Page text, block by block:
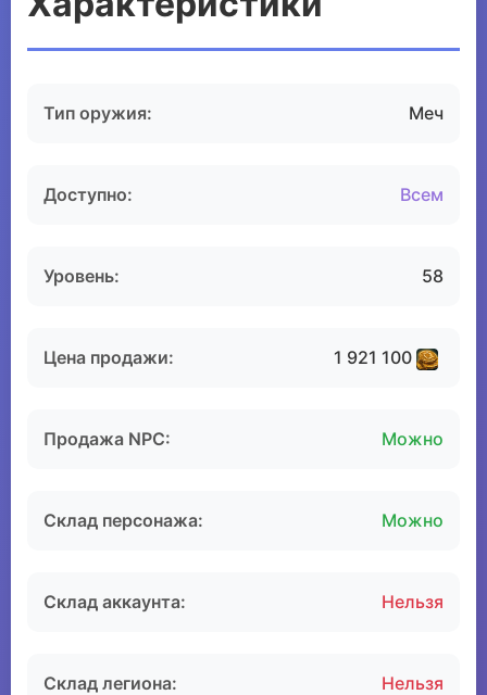
Тип оружия: Меч
Доступно: Всем
Уровень: 58
Цена продажи: 1 921 100
Продажа NPC: Можно
Склад персонажа: Можно
Склад аккаунта: Нельзя
Склад легиона: Нельзя